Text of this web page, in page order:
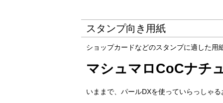
スタンプ向き用紙
ショップカードなどのスタンプに適した用
マシュマロCoCナチ
いままで、パールDXを使っていらっしゃ